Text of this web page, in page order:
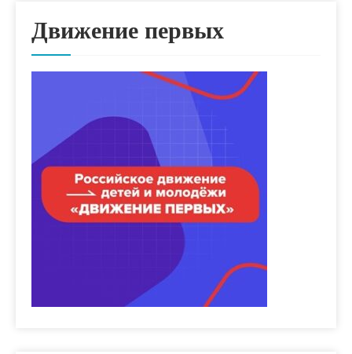
Движение первых